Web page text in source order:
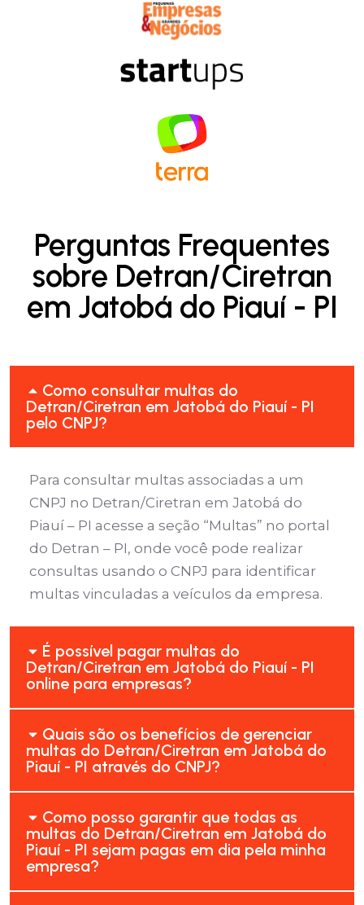
Perguntas Frequentes
sobre Detran/Ciretran
em Jatobá do Piauí - PI
Como consultar multas do
Detran/Ciretran em Jatobá do Piauí - PI
pelo CNPJ?
Para consultar multas associadas a um
CNPJ no Detran/Ciretran em Jatobá do
Piauí – PI acesse a seção “Multas” no portal
do Detran – PI, onde você pode realizar
consultas usando o CNPJ para identificar
multas vinculadas a veículos da empresa.
É possível pagar multas do
Detran/Ciretran em Jatobá do Piauí - PI
online para empresas?
Quais são os benefícios de gerenciar
multas do Detran/Ciretran em Jatobá do
Piauí - PI através do CNPJ?
Como posso garantir que todas as
multas do Detran/Ciretran em Jatobá do
Piauí - PI sejam pagas em dia pela minha
empresa?